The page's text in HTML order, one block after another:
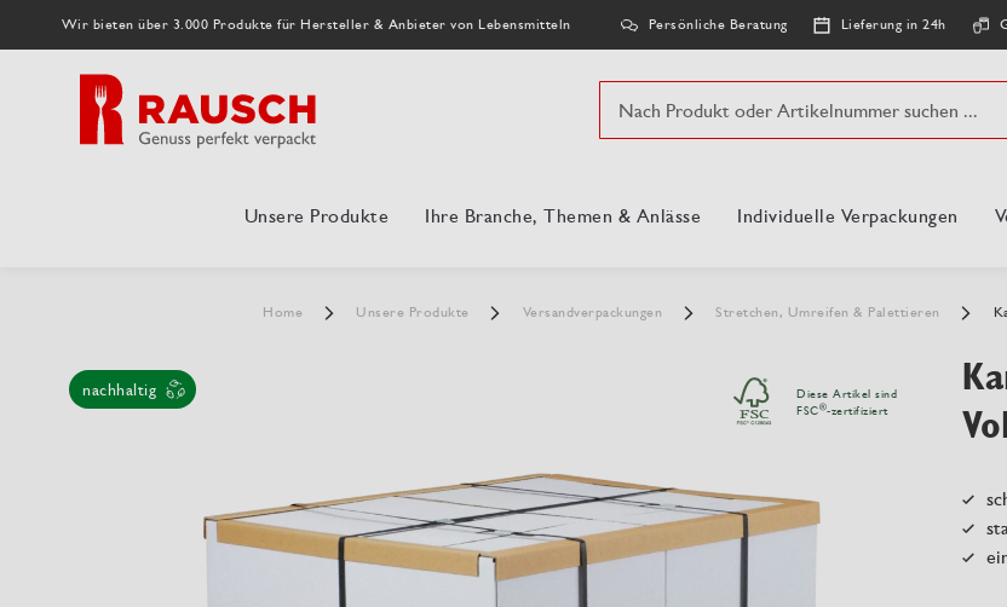
Wir bieten über 3.000 Produkte für Hersteller & Anbieter von Lebensmitteln Persönliche Beratung Lieferung in 24h
Unsere Produkte Ihre Branche, Themen & Anlässe Individuelle Verpackungen
Home Unsere Produkte Versandverpackungen Stretchen, Umreifen & Palettieren
nachhaltig
Diese Artikel sind
FSC®-zertifiziert